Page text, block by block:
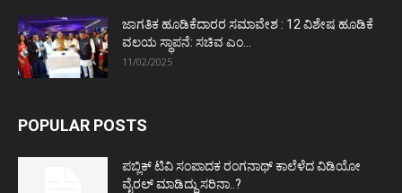
ಜಾಗತಿಕ ಹೂಡಿಕೆದಾರರ ಸಮಾವೇಶ : 12 ವಿಶೇಷ ಹೂಡಿಕೆ
ವಲಯ ಸ್ಥಾಪನೆ: ಸಚಿವ ಎಂ...
11/02/2025
POPULAR POSTS
ಪಬ್ಲಿಕ್ ಟಿವಿ ಸಂಪಾದಕ ರಂಗನಾಥ್ ಕಾಲೆಳೆದ ವಿಡಿಯೋ
ವೈರಲ್ ಮಾಡಿದ್ದು ಸರಿನಾ..?